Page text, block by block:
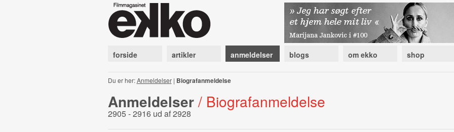
forside artikler anmeldelser blogs om ekko shop
Du er her:Anmeldelser| Biografanmeldelse
Anmeldelser / Biografanmeldelse
2905 - 2916 ud af 2928